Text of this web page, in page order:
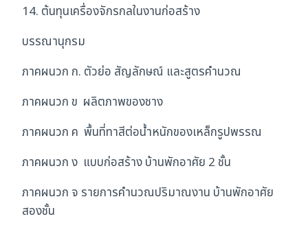
14. ต้นทุนเครื่องจักรกลในงานก่อสร้าง
บรรณานุกรม
ภาคผนวก ก. ตัวย่อ สัญลักษณ์ และสูตรคำนวณ
ภาคผนวก ข ผลิตภาพของชาง
ภาคผนวก ค พื้นที่ทาสีต่อน้ำหนักของเหล็กรูปพรรณ
ภาคผนวก ง แบบก่อสร้าง บ้านพักอาศัย 2 ชั้น
ภาคผนวก จ รายการคำนวณปริมาณงาน บ้านพักอาศัย
สองชั้น